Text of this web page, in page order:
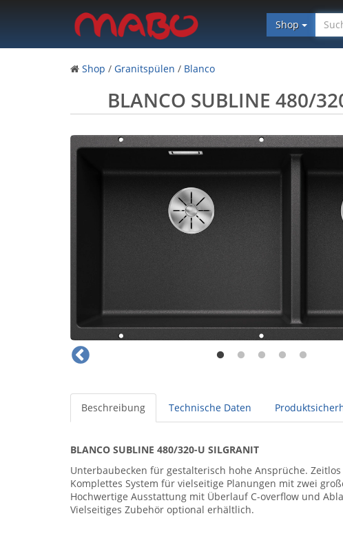
Shop
Shop / Granitspülen / Blanco
BLANCO SUBLINE 480/
Beschreibung Technische Daten
BLANCO SUBLINE 480/320-U SILGRANIT
Unterbaubecken für gestalterisch hohe Ansprüche.
Komplettes System für vielseitige Planungen mit zwei
Hochwertige Ausstattung mit Überlauf C-overflow und
Vielseitiges Zubehör optional erhältlich.